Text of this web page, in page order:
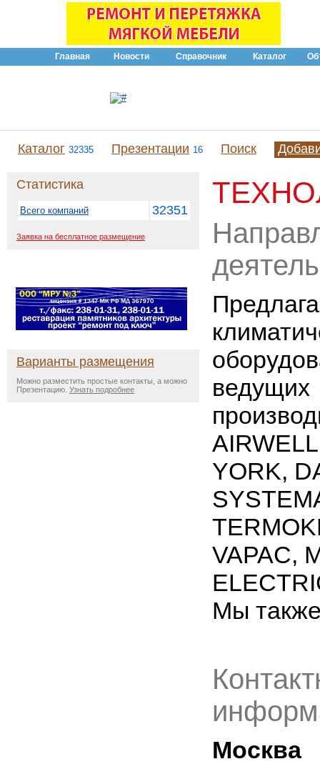
Главная Новости Справочник Каталог
Каталог 32335 Презентации 16 Поиск
Статистика
Всего компаний 32351
Заявка на бесплатное размещение
Варианты размещения
Можно разместить простые контакты, а можно
Презентацию. Узнать подробнее
ведущих
YORK,
VAPAC,
Мы
Москва